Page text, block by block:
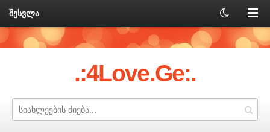
შესვლა
.:4Love.Ge:.